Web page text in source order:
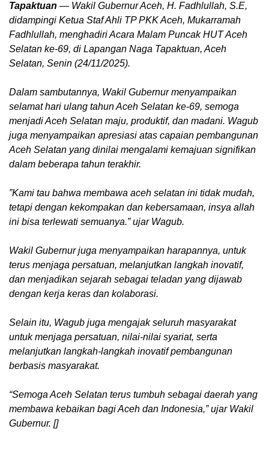
Tapaktuan — Wakil Gubernur Aceh, H. Fadhlullah, S.E,
didampingi Ketua Staf Ahli TP PKK Aceh, Mukarramah
Fadhlullah, menghadiri Acara Malam Puncak HUT Aceh
Selatan ke-69, di Lapangan Naga Tapaktuan, Aceh
Selatan, Senin (24/11/2025).
‎Dalam sambutannya, Wakil Gubernur menyampaikan
selamat hari ulang tahun Aceh Selatan ke-69, semoga
menjadi Aceh Selatan maju, produktif, dan madani. Wagub
juga menyampaikan apresiasi atas capaian pembangunan
Aceh Selatan yang dinilai mengalami kemajuan signifikan
dalam beberapa tahun terakhir.
‎”Kami tau bahwa membawa aceh selatan ini tidak mudah,
tetapi dengan kekompakan dan kebersamaan, insya allah
ini bisa terlewati semuanya.” ujar Wagub.
‎Wakil Gubernur juga menyampaikan harapannya, untuk
terus menjaga persatuan, melanjutkan langkah inovatif,
dan menjadikan sejarah sebagai teladan yang dijawab
dengan kerja keras dan kolaborasi.
‎Selain itu, Wagub juga mengajak seluruh masyarakat
untuk menjaga persatuan, nilai-nilai syariat, serta
melanjutkan langkah-langkah inovatif pembangunan
berbasis masyarakat.
‎“Semoga Aceh Selatan terus tumbuh sebagai daerah yang
membawa kebaikan bagi Aceh dan Indonesia,” ujar Wakil
Gubernur. []